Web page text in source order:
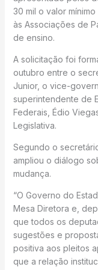
30 mil o valor
às Associações de
de ensino.
A solicitação foi
outubro entre o
Junior, o vice-
superintendente de
Federais, Édio
Legislativa.
Segundo o
ampliou o diálogo
mudança.
“O Governo do
Mesa Diretora e,
que todos os
sugestões e
positiva aos pleitos
que a relação